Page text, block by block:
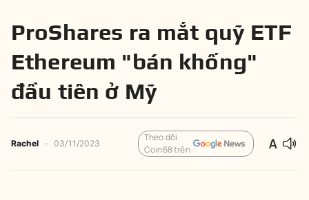
ProShares ra mắt quỹ ETF
Ethereum "bán khống"
đầu tiên ở Mỹ
Rachel - 03/11/2023
Theo dõi
Coin68 trên